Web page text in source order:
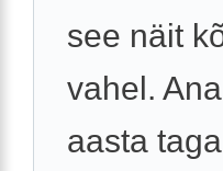
see näit
vahel.
aasta